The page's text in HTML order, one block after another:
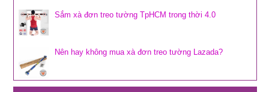
Sắm xà đơn treo tường TpHCM trong thời 4.0
Nên hay không mua xà đơn treo tường Lazada?